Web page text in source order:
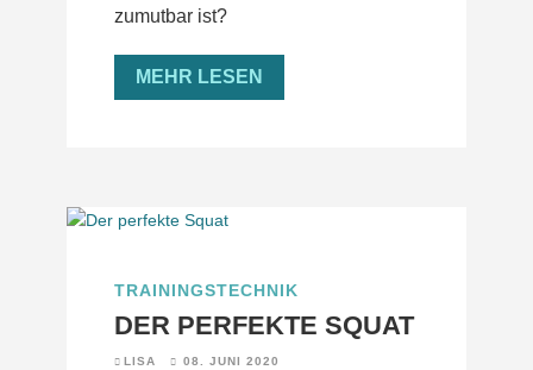
zumutbar ist?
MEHR LESEN
TRAININGSTECHNIK
DER PERFEKTE SQUAT
LISA
08. JUNI 2020